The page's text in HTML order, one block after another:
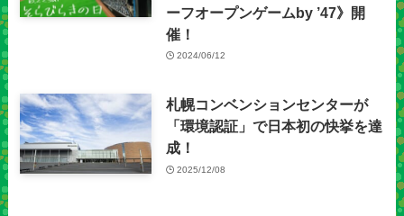
ーフオープンゲームby ’47》開
催！
2024/06/12
札幌コンベンションセンターが
「環境認証」で日本初の快挙を達
成！
2025/12/08